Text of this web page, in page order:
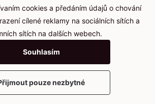
Důležité informace
Ochrana osobních údajů
Cookies
2025 © Kameníčci s.r.o.
cookies a předáním údajů o chování
cílené reklamy na sociálních sítích a
sítích na dalších webech.
Souhlasím
pouze nezbytné